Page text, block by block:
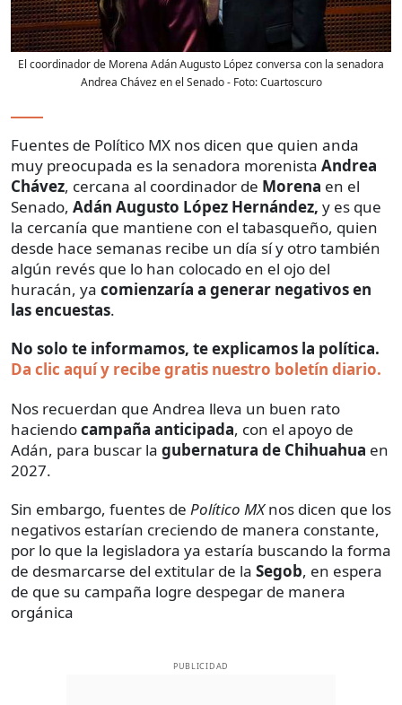
El coordinador de Morena Adán Augusto López conversa con la senadora
Andrea Chávez en el Senado- Foto:Cuartoscuro
Fuentes de Político MX nos dicen que quien anda
muy preocupada es la senadora morenista Andrea
Chávez, cercana al coordinador de Morena en el
Senado, Adán Augusto López Hernández, y es que
la cercanía que mantiene con el tabasqueño, quien
desde hace semanas recibe un día sí y otro también
algún revés que lo han colocado en el ojo del
huracán, ya comienzaría a generar negativos en
las encuestas.
No solo te informamos, te explicamos la política.
Da clic aquí y recibe gratis nuestro boletín diario.
Nos recuerdan que Andrea lleva un buen rato
haciendocampaña anticipada, con el apoyo de
Adán, para buscar la gubernatura de Chihuahua en
2027.
Sin embargo, fuentes de Político MXnos dicen que los
negativos estarían creciendo de manera constante,
por lo que la legisladora ya estaría buscando la forma
de desmarcarse del extitular de la Segob, en espera
de que su campaña logre despegar de manera
orgánica
PUBLICIDAD